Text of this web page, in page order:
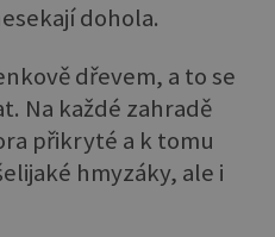
dohola.
dřevem, a to se
Na každé zahradě
přikryté a k tomu
hmyzáky, ale i